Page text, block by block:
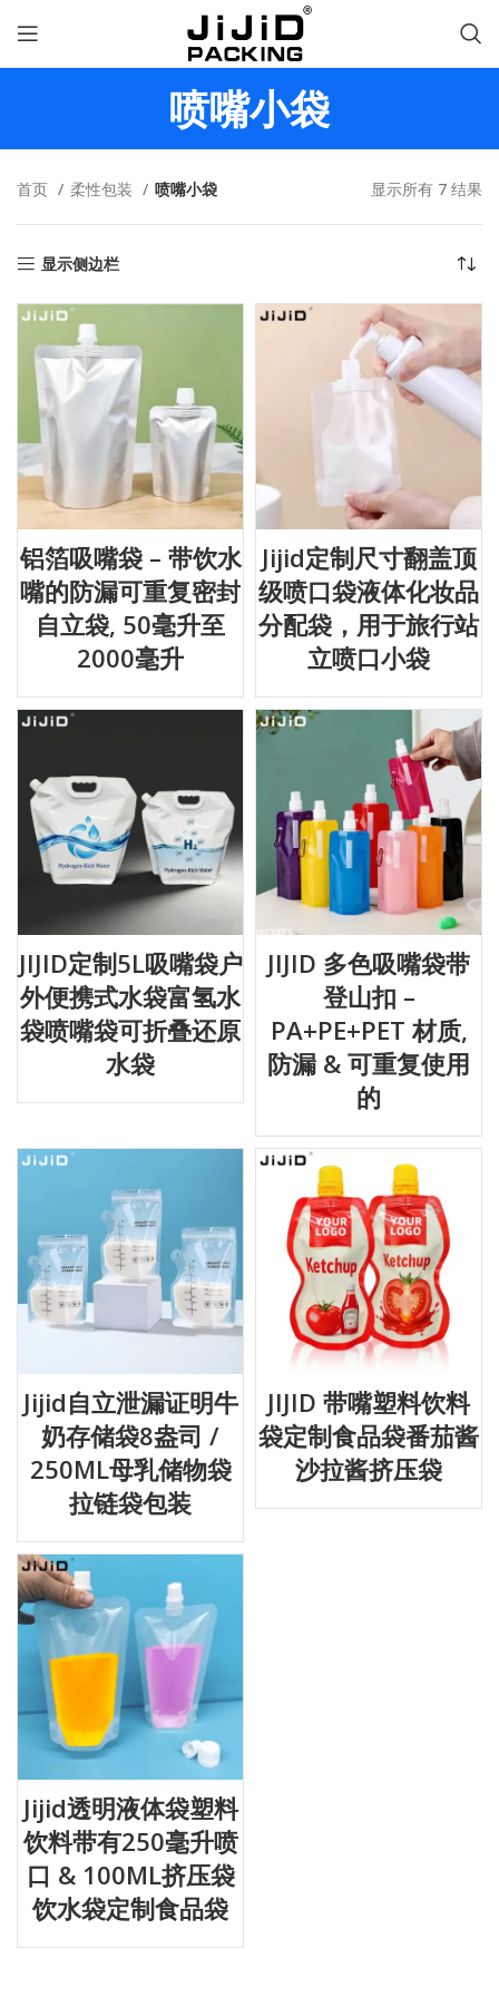
喷嘴小袋
首页 柔性包装 喷嘴小袋 显示所有 7 结果
显示侧边栏
铝箔吸嘴袋 – 带饮水
嘴的防漏可重复密封
自立袋, 50毫升至
2000毫升
Jijid定制尺寸翻盖顶
级喷口袋液体化妆品
分配袋，用于旅行站
立喷口小袋
JIJID定制5L吸嘴袋户
外便携式水袋富氢水
袋喷嘴袋可折叠还原
水袋
JIJID 多色吸嘴袋带
登山扣 –
PA+PE+PET 材质,
防漏 & 可重复使用
的
Jijid自立泄漏证明牛
奶存储袋8盎司 /
250ML母乳储物袋
拉链袋包装
JIJID 带嘴塑料饮料
袋定制食品袋番茄酱
沙拉酱挤压袋
Jijid透明液体袋塑料
饮料带有250毫升喷
口 & 100ML挤压袋
饮水袋定制食品袋